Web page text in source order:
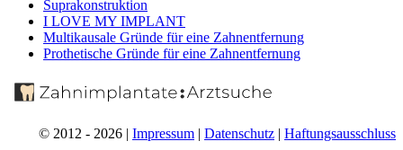
Suprakonstruktion
I LOVE MY IMPLANT
Multikausale Gründe für eine Zahnentfernung
Prothetische Gründe für eine Zahnentfernung
© 2012 - 2026 | Impressum | Datenschutz | Haftungsausschluss